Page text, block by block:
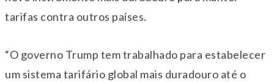
tarifas contra outros países.
“O governo Trump tem trabalhado para estabelecer
um sistema tarifário global mais duradouro até o